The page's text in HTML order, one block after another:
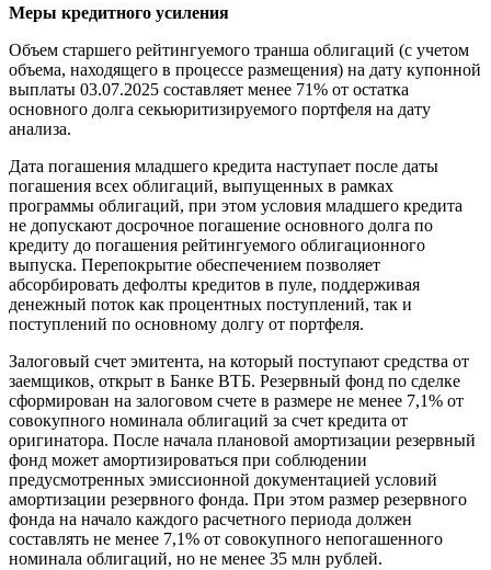
Меры кредитного усиления
Объем старшего рейтингуемого транша облигаций (с учетом
объема, находящего в процессе размещения) на дату купонной
выплаты 03.07.2025 составляет менее 71% от остатка
основного долга секьюритизируемого портфеля на дату
анализа.
Дата погашения младшего кредита наступает после даты
погашения всех облигаций, выпущенных в рамках
программы облигаций, при этом условия младшего кредита
не допускают досрочное погашение основного долга по
кредиту до погашения рейтингуемого облигационного
выпуска. Перепокрытие обеспечением позволяет
абсорбировать дефолты кредитов в пуле, поддерживая
денежный поток как процентных поступлений, так и
поступлений по основному долгу от портфеля.
Залоговый счет эмитента, на который поступают средства от
заемщиков, открыт в Банке ВТБ. Резервный фонд по сделке
сформирован на залоговом счете в размере не менее 7,1% от
совокупного номинала облигаций за счет кредита от
оригинатора. После начала плановой амортизации резервный
фонд может амортизироваться при соблюдении
предусмотренных эмиссионной документацией условий
амортизации резервного фонда. При этом размер резервного
фонда на начало каждого расчетного периода должен
составлять не менее 7,1% от совокупного непогашенного
номинала облигаций, но не менее 35 млн рублей.